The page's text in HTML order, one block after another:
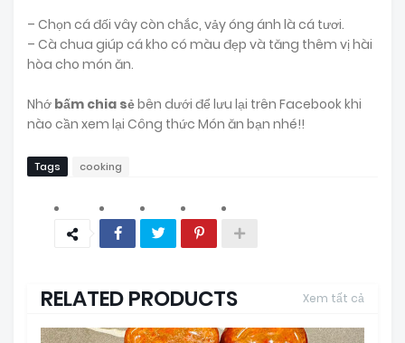
– Chọn cá đối vây còn chắc, vảy óng ánh là cá tươi.
– Cà chua giúp cá kho có màu đẹp và tăng thêm vị hài
hòa cho món ăn.
Nhớ bấm chia sẻbên dưới để lưu lại trên Facebook khi
nào cần xem lại Công thức Món ăn bạn nhé!!
Tags cooking
RELATED PRODUCTS Xem tất cả